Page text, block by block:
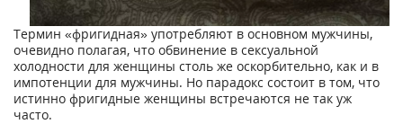
Термин «фригидная» употребляют в основном мужчины,
очевидно полагая, что обвинение в сексуальной
холодности для женщины столь же оскорбительно, как и в
импотенции для мужчины. Но парадокс состоит в том, что
истинно фригидные женщины встречаются не так уж
часто.